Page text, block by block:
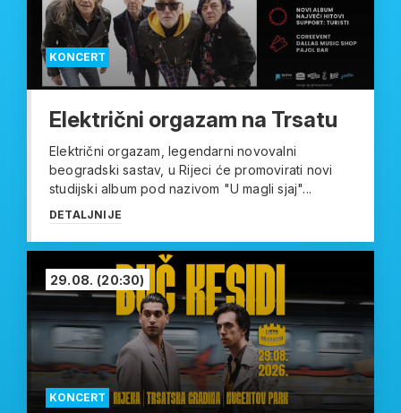
KONCERT
Električni orgazam na Trsatu
Električni orgazam, legendarni novovalni
beogradski sastav, u Rijeci će promovirati novi
studijski album pod nazivom "U magli sjaj"...
DETALJNIJE
KONCERT
29.08. (20:30)